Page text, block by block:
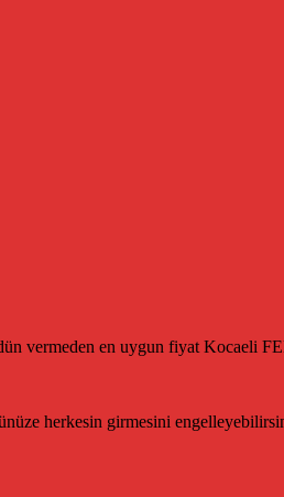
vermeden en uygun fiyat Kocaeli
herkesin girmesini